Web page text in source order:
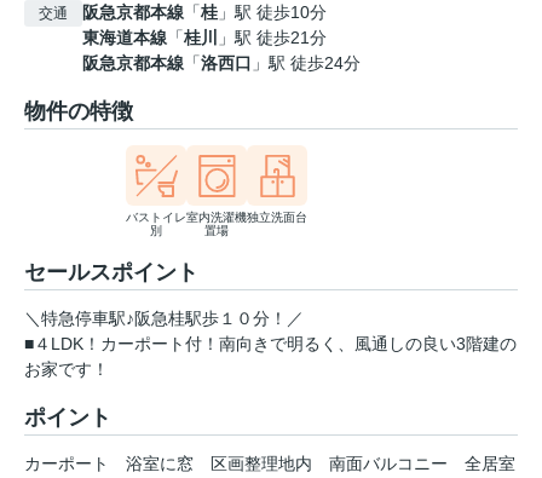
交通 阪急京都本線 「桂 」駅 徒歩10分
東海道本線 「桂川
」駅 徒歩21分
阪急京都本線 「洛西口 」駅 徒歩24分
物件の特徴
バストイレ
別
室内洗濯機
置場
独立洗面台
セールスポイント
＼特急停車駅♪阪急桂駅歩１０分！／
■４LDK！カーポート付！南向きで明るく、風通しの良い3階建の
お家です！
ポイント
カーポート 浴室に窓 区画整理地内 南面バルコニー
全居室